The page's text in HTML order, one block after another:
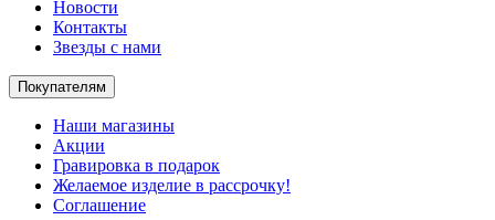
Новости
Контакты
Звезды с нами
Покупателям
Наши магазины
Акции
Гравировка в подарок
Желаемое изделие в рассрочку!
Соглашение